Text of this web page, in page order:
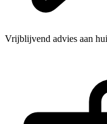
Vrijblijvend advies aan